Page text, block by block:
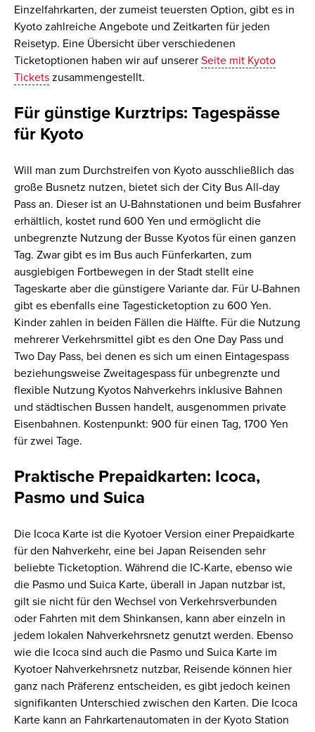
Einzelfahrkarten, der zumeist teuersten Option, gibt es in
Kyoto zahlreiche Angebote und Zeitkarten für jeden
Reisetyp. Eine Übersicht über verschiedenen
Ticketoptionen haben wir auf unserer Seite mit Kyoto
Ticketszusammengestellt.
Für günstige Kurztrips: Tagespässe
für Kyoto
Will man zum Durchstreifen von Kyoto ausschließlich das
große Busnetz nutzen, bietet sich der City Bus All-day
Pass an. Dieser ist an U-Bahnstationen und beim Busfahrer
erhältlich, kostet rund 600 Yen und ermöglicht die
unbegrenzte Nutzung der Busse Kyotos für einen ganzen
Tag. Zwar gibt es im Bus auch Fünferkarten, zum
ausgiebigen Fortbewegen in der Stadt stellt eine
Tageskarte aber die günstigere Variante dar. Für U-Bahnen
gibt es ebenfalls eine Tagesticketoption zu 600 Yen.
Kinder zahlen in beiden Fällen die Hälfte. Für die Nutzung
mehrerer Verkehrsmittel gibt es den One Day Pass und
Two Day Pass, bei denen es sich um einen Eintagespass
beziehungsweise Zweitagespass für unbegrenzte und
flexible Nutzung Kyotos Nahverkehrs inklusive Bahnen
und städtischen Bussen handelt, ausgenommen private
Eisenbahnen. Kostenpunkt: 900 für einen Tag, 1700 Yen
für zwei Tage.
Praktische Prepaidkarten: Icoca,
Pasmo und Suica
Die Icoca Karte ist die Kyotoer Version einer Prepaidkarte
für den Nahverkehr, eine bei Japan Reisenden sehr
beliebte Ticketoption. Während die IC-Karte, ebenso wie
die Pasmo und Suica Karte, überall in Japan nutzbar ist,
gilt sie nicht für den Wechsel von Verkehrsverbunden
oder Fahrten mit dem Shinkansen, kann aber einzeln in
jedem lokalen Nahverkehrsnetz genutzt werden. Ebenso
wie die Icoca sind auch die Pasmo und Suica Karte im
Kyotoer Nahverkehrsnetz nutzbar, Reisende können hier
ganz nach Präferenz entscheiden, es gibt jedoch keinen
signifikanten Unterschied zwischen den Karten. Die Icoca
Karte kann an Fahrkartenautomaten in der Kyoto Station